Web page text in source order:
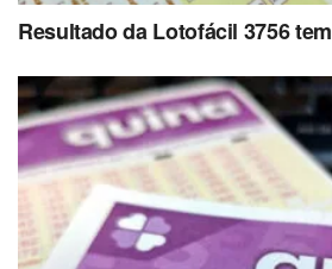
Resultado da Lotofácil 3756